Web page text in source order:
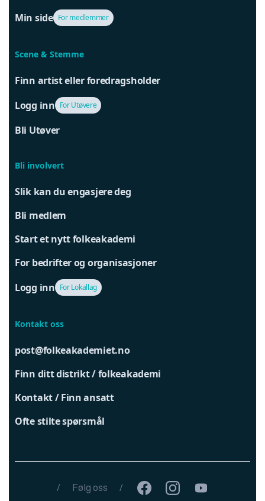
Min side For medlemmer
Scene & Stemme
Finn artist eller foredragsholder
Logg inn For Utøvere
Bli Utøver
Bli involvert
Slik kan du engasjere deg
Bli medlem
Start et nytt folkeakademi
For bedrifter og organisasjoner
Logg inn For Lokallag
Kontakt oss
post@folkeakademiet.no
Finn ditt distrikt / folkeakademi
Kontakt / Finn ansatt
Ofte stilte spørsmål
/ Følg oss /